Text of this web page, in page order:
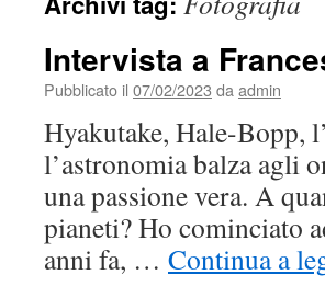
Intervista a
Pubblicato il 07/02/2023 da admin
Hyakutake, Hale-Bopp,
l’astronomia balza agli
una passione vera. A
pianeti? Ho cominciato
anni fa, … Continua a